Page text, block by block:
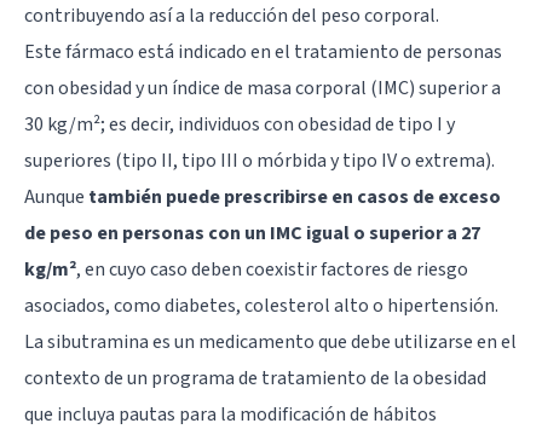
contribuyendo así a la reducción del peso corporal.
Este fármaco está indicado en el tratamiento de personas
con obesidad y un índice de masa corporal (IMC) superior a
30 kg/m²; es decir, individuos con obesidad de tipo I y
superiores (tipo II, tipo III o mórbida y tipo IV o extrema).
Aunque también puede prescribirse en casos de exceso
de peso en personas con un IMC igual o superior a 27
kg/m², en cuyo caso deben coexistir factores de riesgo
asociados, como diabetes, colesterol alto o hipertensión.
La sibutramina es un medicamento que debe utilizarse en el
contexto de un programa de tratamiento de la obesidad
que incluya pautas para la modificación de hábitos